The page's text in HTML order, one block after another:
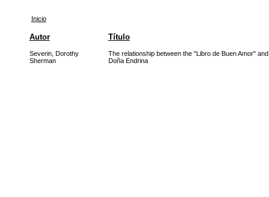
Inicio
Autor Título
Severin, Dorothy
Sherman
The relationship between the "Libro de Buen Amor"
Doña Endrina